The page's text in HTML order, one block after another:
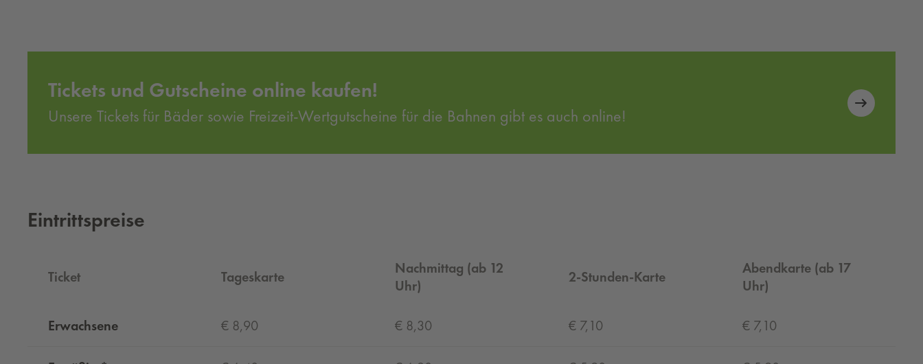
Tickets und Gutscheine online kaufen!
Unsere Tickets für Bäder sowie Freizeit-Wertgutscheine für die Bahnen gibt es auch online!
Eintrittspreise
Ticket Tageskarte
Nachmittag (ab 12
Uhr)
2-Stunden-Karte
Abendkarte (ab 17
Uhr)
Erwachsene € 8,90 € 8,30 € 7,10 € 7,10